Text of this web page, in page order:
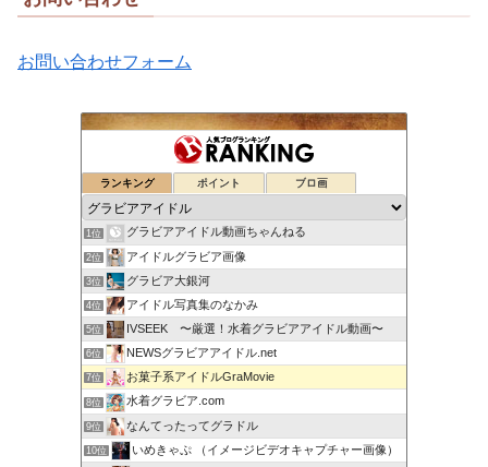
お問い合わせフォーム
ランキング ポイント ブロ画
1位 グラビアアイドル動画ちゃんねる
2位 アイドルグラビア画像
3位 グラビア大銀河
4位 アイドル写真集のなかみ
5位 IVSEEK 〜厳選！水着グラビアアイドル動画〜
6位 NEWSグラビアアイドル.net
7位 お菓子系アイドルGraMovie
8位 水着グラビア.com
9位 なんてったってグラドル
10位
いめきゃぷ （イメージビデオキャプチャー画像）